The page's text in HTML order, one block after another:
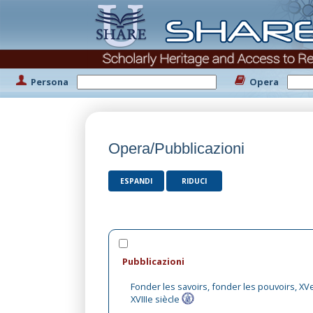
Persona Opera
Opera/Pubblicazioni
ESPANDI RIDUCI
Pubblicazioni
Fonder les savoirs, fonder les pouvoirs,
XVIIIe siècle